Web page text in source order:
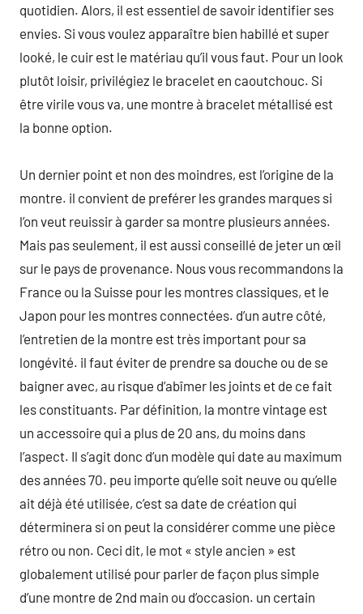
quotidien. Alors, il est essentiel de savoir identifier ses
envies. Si vous voulez apparaître bien habillé et super
looké, le cuir est le matériau qu’il vous faut. Pour un look
plutôt loisir, privilégiez le bracelet en caoutchouc. Si
être virile vous va, une montre à bracelet métallisé est
la bonne option.
Un dernier point et non des moindres, est l’origine de la
montre. il convient de preférer les grandes marques si
l’on veut reuissir à garder sa montre plusieurs années.
Mais pas seulement, il est aussi conseillé de jeter un œil
sur le pays de provenance. Nous vous recommandons la
France ou la Suisse pour les montres classiques, et le
Japon pour les montres connectées. d’un autre côté,
l’entretien de la montre est très important pour sa
longévité. il faut éviter de prendre sa douche ou de se
baigner avec, au risque d’abîmer les joints et de ce fait
les constituants. Par définition, la montre vintage est
un accessoire qui a plus de 20 ans, du moins dans
l’aspect. Il s’agit donc d’un modèle qui date au maximum
des années 70. peu importe qu’elle soit neuve ou qu’elle
ait déjà été utilisée, c’est sa date de création qui
déterminera si on peut la considérer comme une pièce
rétro ou non. Ceci dit, le mot « style ancien » est
globalement utilisé pour parler de façon plus simple
d’une montre de 2nd main ou d’occasion. un certain